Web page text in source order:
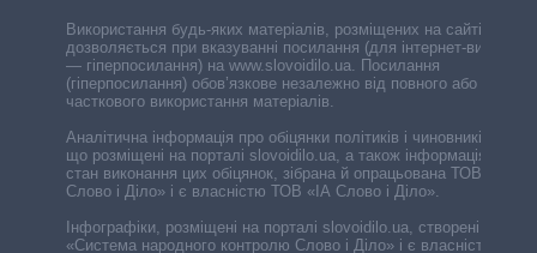
Використання будь-яких матеріалів, розміщених на сайті,
дозволяється при вказуванні посилання (для інтернет-видань
— гіперпосилання) на www.slovoidilo.ua. Посилання
(гіперпосилання) обов’язкове незалежно від повного або
часткового використання матеріалів.
Аналітична інформація про обіцянки політиків і чиновників,
що розміщені на порталі slovoidilo.ua, а також інформація про
стан виконання цих обіцянок, зібрана й опрацьована ТОВ «ІА
Слово і Діло» і є власністю ТОВ «ІА Слово і Діло».
Інфографіки, розміщені на порталі slovoidilo.ua, створені ГО
«Система народного контролю Слово і Діло» і є власністю